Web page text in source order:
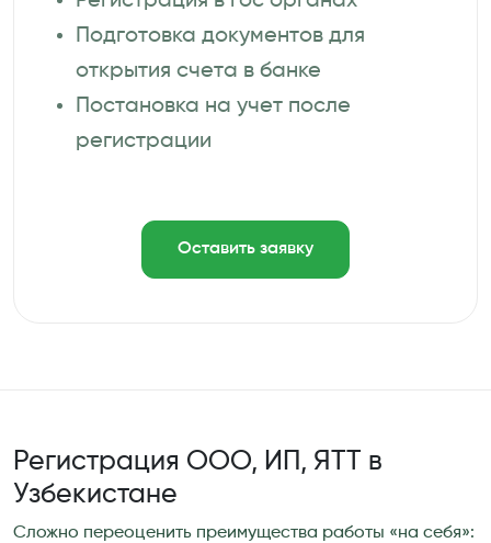
Подготовка документов для
открытия счета в банке
Постановка на учет после
регистрации
Оставить заявку
Регистрация ООО, ИП, ЯТТ в
Узбекистане
Cложно переоценить преимущества работы «на себя»: